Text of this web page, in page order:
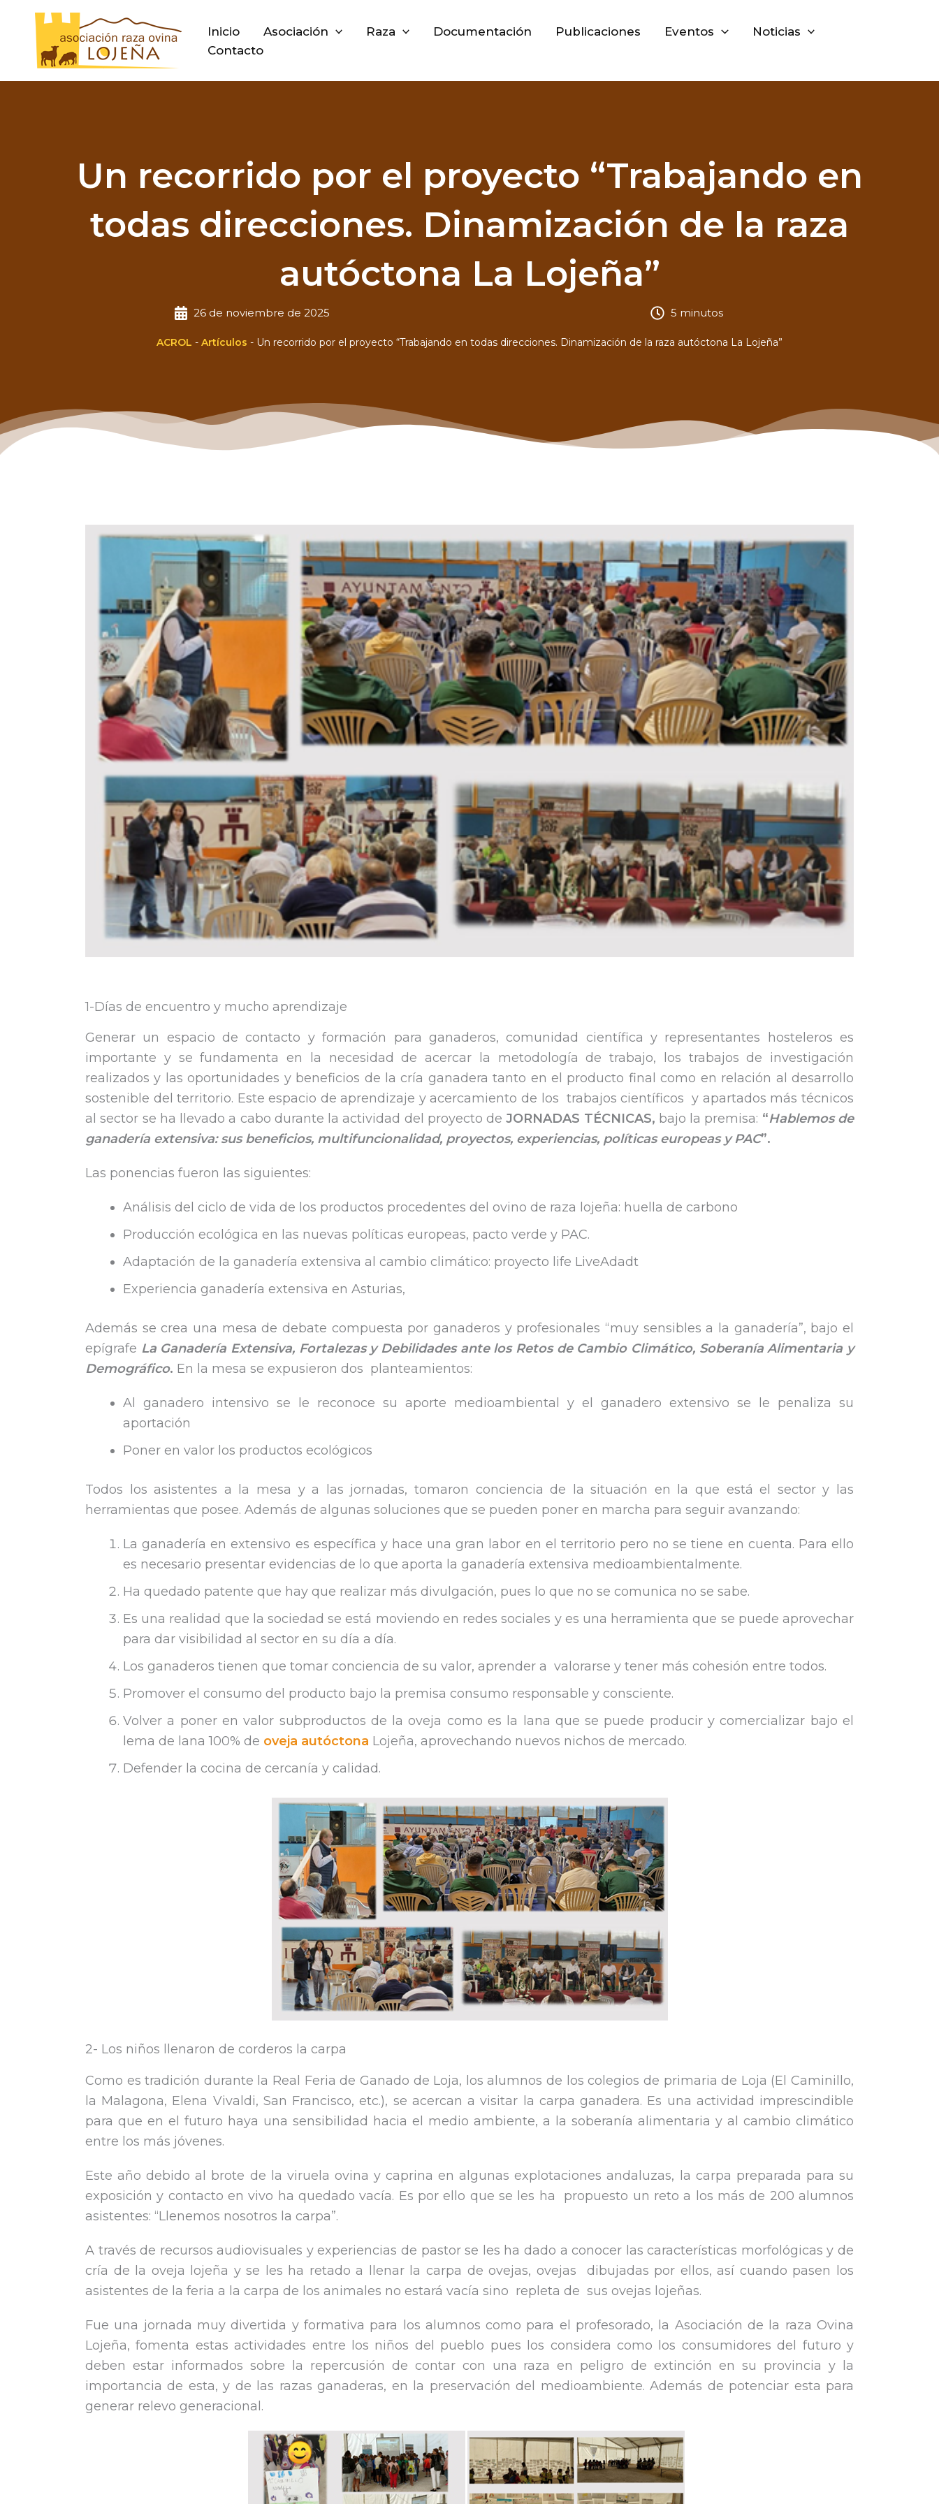
contenido
Inicio Asociación Raza Documentación Publicaciones Eventos
Noticias
Contacto
Un recorrido por el proyecto “Trabajando en
todas direcciones. Dinamización de la raza
autóctona La Lojeña”
26 de noviembre de 2025 5 minutos
ACROL - Artículos - Un recorrido por el proyecto “Trabajando en todas direcciones. Dinamización de la raza autóctona La Lojeña”
1-Días de encuentro y mucho aprendizaje
Generar un espacio de contacto y formación para ganaderos, comunidad científica y representantes hosteleros es
importante y se fundamenta en la necesidad de acercar la metodología de trabajo, los trabajos de investigación
realizados y las oportunidades y beneficios de la cría ganadera tanto en el producto final como en relación al desarrollo
sostenible del territorio. Este espacio de aprendizaje y acercamiento de los trabajos científicos y apartados más técnicos
al sector se ha llevado a cabo durante la actividad del proyecto deJORNADAS TÉCNICAS, bajo la premisa: “Hablemos de
ganadería extensiva: sus beneficios, multifuncionalidad, proyectos, experiencias, políticas europeas y PAC”.
Las ponencias fueron las siguientes:
Análisis del ciclo de vida de los productos procedentes del ovino de raza lojeña: huella de carbono
Producción ecológica en las nuevas políticas europeas, pacto verde y PAC.
Adaptación de la ganadería extensiva al cambio climático: proyecto life LiveAdadt
Experiencia ganadería extensiva en Asturias,
Además se crea una mesa de debate compuesta por ganaderos y profesionales “muy sensibles a la ganadería”, bajo el
epígrafe La Ganadería Extensiva, Fortalezas y Debilidades ante los Retos de Cambio Climático, Soberanía Alimentaria y
Demográfico. En la mesa se expusieron dos planteamientos:
Al ganadero intensivo se le reconoce su aporte medioambiental y el ganadero extensivo se le penaliza su
aportación
Poner en valor los productos ecológicos
Todos los asistentes a la mesa y a las jornadas, tomaron conciencia de la situación en la que está el sector y las
herramientas que posee. Además de algunas soluciones que se pueden poner en marcha para seguir avanzando:
La ganadería en extensivo es específica y hace una gran labor en el territorio pero no se tiene en cuenta. Para ello
es necesario presentar evidencias de lo que aporta la ganadería extensiva medioambientalmente.
Ha quedado patente que hay que realizar más divulgación, pues lo que no se comunica no se sabe.
Es una realidad que la sociedad se está moviendo en redes sociales y es una herramienta que se puede aprovechar
para dar visibilidad al sector en su día a día.
Los ganaderos tienen que tomar conciencia de su valor, aprender a valorarse y tener más cohesión entre todos.
Promover el consumo del producto bajo la premisa consumo responsable y consciente.
Volver a poner en valor subproductos de la oveja como es la lana que se puede producir y comercializar bajo el
lema de lana 100% de oveja autóctona Lojeña, aprovechando nuevos nichos de mercado.
Defender la cocina de cercanía y calidad.
2- Los niños llenaron de corderos la carpa
Como es tradición durante la Real Feria de Ganado de Loja, los alumnos de los colegios de primaria de Loja (El Caminillo,
la Malagona, Elena Vivaldi, San Francisco, etc.), se acercan a visitar la carpa ganadera. Es una actividad imprescindible
para que en el futuro haya una sensibilidad hacia el medio ambiente, a la soberanía alimentaria y al cambio climático
entre los más jóvenes.
Este año debido al brote de la viruela ovina y caprina en algunas explotaciones andaluzas, la carpa preparada para su
exposición y contacto en vivo ha quedado vacía. Es por ello que se les ha propuesto un reto a los más de 200 alumnos
asistentes: “Llenemos nosotros la carpa”.
A través de recursos audiovisuales y experiencias de pastor se les ha dado a conocer las características morfológicas y de
cría de la oveja lojeña y se les ha retado a llenar la carpa de ovejas, ovejas dibujadas por ellos, así cuando pasen los
asistentes de la feria a la carpa de los animales no estará vacía sino repleta de sus ovejas lojeñas.
Fue una jornada muy divertida y formativa para los alumnos como para el profesorado, la Asociación de la raza Ovina
Lojeña, fomenta estas actividades entre los niños del pueblo pues los considera como los consumidores del futuro y
deben estar informados sobre la repercusión de contar con una raza en peligro de extinción en su provincia y la
importancia de esta, y de las razas ganaderas, en la preservación del medioambiente. Además de potenciar esta para
generar relevo generacional.